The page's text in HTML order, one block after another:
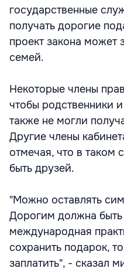
государственные
получать дорогие
проект закона может
семей.
Некоторые члены
чтобы родственники
также не могли
Другие члены
отмечая, что в таком
быть друзей.
"Можно оставлять
Дорогим должна
международная
сохранить подарок,
заплатить", - сказал